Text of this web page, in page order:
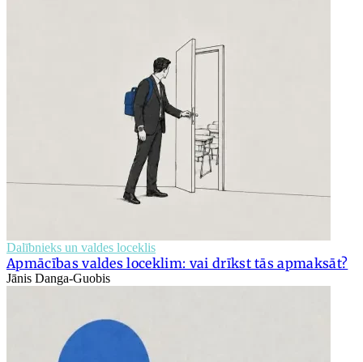
Dalībnieks un valdes loceklis
Apmācības valdes loceklim: vai drīkst tās apmaksāt?
Jānis Danga-Guobis